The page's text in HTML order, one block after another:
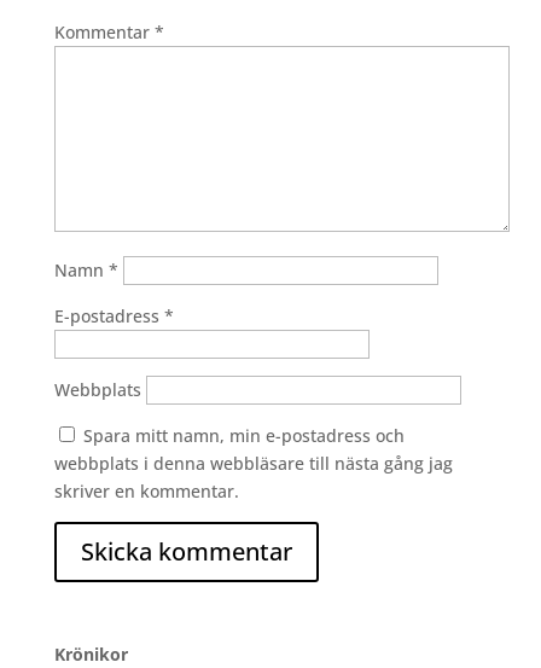
Kommentar *
Namn *
E-postadress *
Webbplats
Spara mitt namn, min e-postadress och
webbplats i denna webbläsare till nästa gång jag
skriver en kommentar.
Krönikor